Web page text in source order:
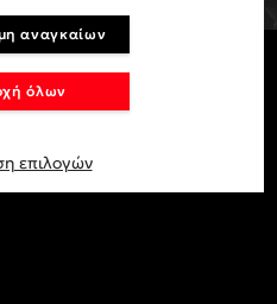
αναγκαίων
όλων
επιλογών